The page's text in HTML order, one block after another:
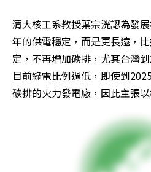
清大核工系教授葉宗洸認為發
年的供電穩定，而是更長遠，
定，不再增加碳排，尤其台灣
目前綠電比例過低，即使到
碳排的火力發電廠，因此主張以